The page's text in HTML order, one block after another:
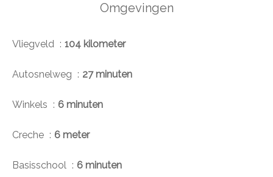
Omgevingen
Vliegveld 104 kilometer
Autosnelweg 27 minuten
Winkels 6 minuten
Creche 6 meter
Basisschool 6 minuten